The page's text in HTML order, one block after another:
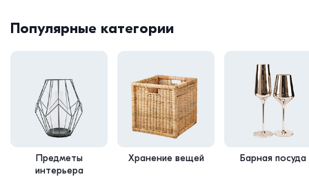
Популярные категории
Предметы
интерьера
Хранение вещей Барная посуда